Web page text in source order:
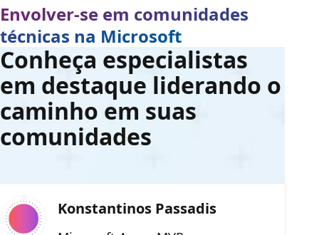
Envolver-se em comunidades
técnicas na Microsoft
Conheça especialistas
em destaque liderando o
caminho em suas
comunidades
Konstantinos Passadis